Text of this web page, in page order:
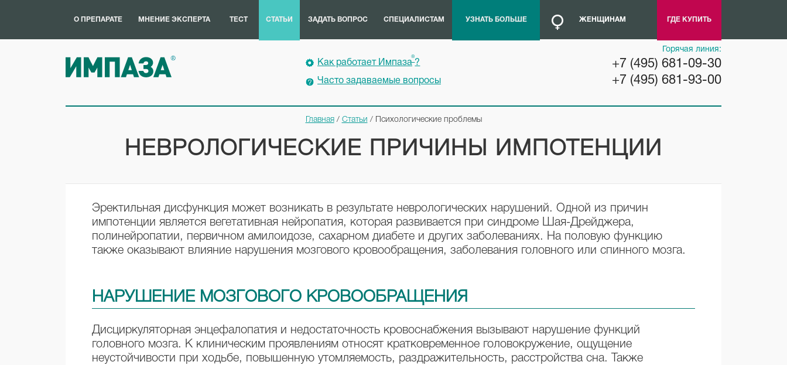
О ПРЕПАРАТЕ МНЕНИЕ ЭКСПЕРТА ТЕСТ СТАТЬИ ЗАДАТЬ ВОПРОС СПЕЦИАЛИСТАМ УЗНАТЬ БОЛЬШЕ ЖЕНЩИНАМ ГДЕ КУПИТЬ
Как работает Импаза®?
Часто задаваемые вопросы
Горячая линия:
+7 (495) 681-09-30
+7 (495) 681-93-00
Главная / Статьи / Психологические проблемы
НЕВРОЛОГИЧЕСКИЕ ПРИЧИНЫ ИМПОТЕНЦИИ
Эректильная дисфункция может возникать в результате неврологических нарушений. Одной из причин
импотенции является вегетативная нейропатия, которая развивается при синдроме Шая-Дрейджера,
полинейропатии, первичном амилоидозе, сахарном диабете и других заболеваниях. На половую функцию
также оказывают влияние нарушения мозгового кровообращения, заболевания головного или спинного мозга.
НАРУШЕНИЕ МОЗГОВОГО КРОВООБРАЩЕНИЯ
Дисциркуляторная энцефалопатия и недостаточность кровоснабжения вызывают нарушение функций
головного мозга. К клиническим проявлениям относят кратковременное головокружение, ощущение
неустойчивости при ходьбе, повышенную утомляемость, раздражительность, расстройства сна. Также